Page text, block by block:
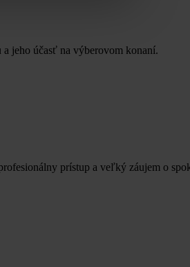
jeho účasť na výberovom konaní.
prístup a veľký záujem o